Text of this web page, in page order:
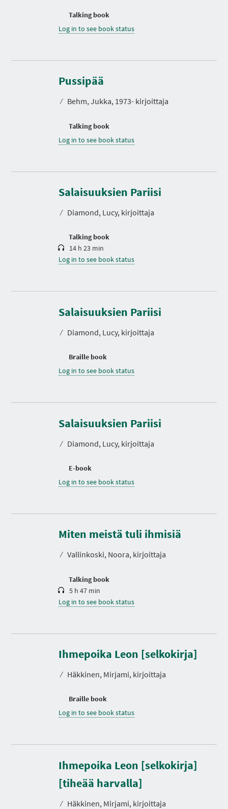
Talking book
Log in to see book status
Pussipää
⁄ Behm, Jukka, 1973- kirjoittaja
Talking book
Log in to see book status
Salaisuuksien Pariisi
⁄ Diamond, Lucy, kirjoittaja
Talking book
D
r
a
i
14 h 23 min
Log in to see book status
Salaisuuksien Pariisi
⁄ Diamond, Lucy, kirjoittaja
Braille book
Log in to see book status
Salaisuuksien Pariisi
⁄ Diamond, Lucy, kirjoittaja
E-book
Log in to see book status
Miten meistä tuli ihmisiä
⁄ Vallinkoski, Noora, kirjoittaja
Talking book
D
r
a
i
5 h 47 min
Log in to see book status
Ihmepoika Leon [selkokirja]
⁄ Häkkinen, Mirjami, kirjoittaja
Braille book
Log in to see book status
Ihmepoika Leon [selkokirja]
[tiheää harvalla]
⁄ Häkkinen, Mirjami, kirjoittaja